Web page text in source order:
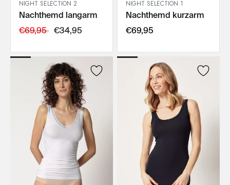
IN DEN WARENKORB
NIGHT SELECTION 2
Nachthemd langarm
€69,95 €34,95
IN DEN WARENKORB
NIGHT SELECTION 1
Nachthemd kurzarm
€69,95